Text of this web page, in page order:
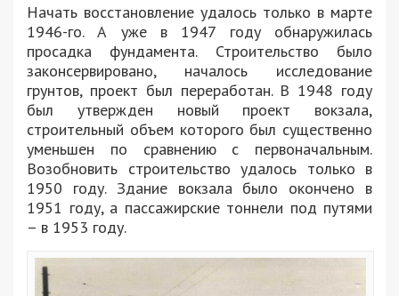
Начать восстановление удалось только в марте
1946-го. А уже в 1947 году обнаружилась
просадка фундамента. Строительство было
законсервировано, началось исследование
грунтов, проект был переработан. В 1948 году
был утвержден новый проект вокзала,
строительный объем которого был существенно
уменьшен по сравнению с первоначальным.
Возобновить строительство удалось только в
1950 году. Здание вокзала было окончено в
1951 году, а пассажирские тоннели под путями
– в 1953 году.